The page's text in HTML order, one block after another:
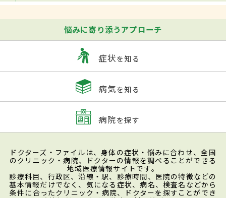
悩みに寄り添うアプローチ
症状を知る
病気を知る
病院を探す
ドクターズ・ファイルは、身体の症状・悩みに合わせ、全国
のクリニック・病院、ドクターの情報を調べることができる
地域医療情報サイトです。
診療科目、行政区、沿線・駅、診療時間、医院の特徴などの
基本情報だけでなく、気になる症状、病名、検査名などから
条件に合ったクリニック・病院、ドクターを探すことができ